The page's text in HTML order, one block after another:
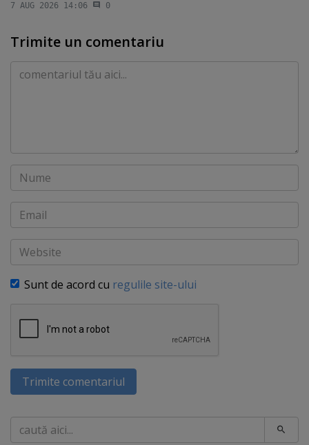
7 AUG 2026 14:06 0
Trimite un comentariu
Comentariu
Nume
Email
Website
Sunt de acord cu regulile site-ului
Trimite comentariul
Caută